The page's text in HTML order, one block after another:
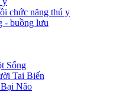
chức năng thú y
- buồng lưu
Sống
Tai Biến
Não